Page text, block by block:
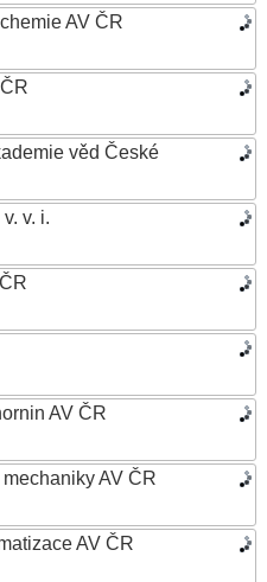
AV ČR
věd České
v. i.
AV ČR
AV ČR
AV ČR